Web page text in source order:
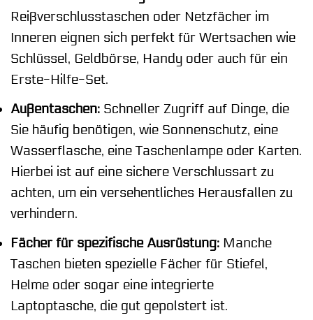
Reißverschlusstaschen oder Netzfächer im
Inneren eignen sich perfekt für Wertsachen wie
Schlüssel, Geldbörse, Handy oder auch für ein
Erste-Hilfe-Set.
Außentaschen: Schneller Zugriff auf Dinge, die
Sie häufig benötigen, wie Sonnenschutz, eine
Wasserflasche, eine Taschenlampe oder Karten.
Hierbei ist auf eine sichere Verschlussart zu
achten, um ein versehentliches Herausfallen zu
verhindern.
Fächer für spezifische Ausrüstung: Manche
Taschen bieten spezielle Fächer für Stiefel,
Helme oder sogar eine integrierte
Laptoptasche, die gut gepolstert ist.